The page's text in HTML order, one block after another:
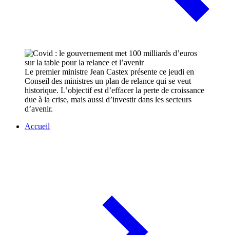
Le premier ministre Jean Castex présente ce jeudi en
Conseil des ministres un plan de relance qui se veut
historique. L’objectif est d’effacer la perte de croissance
due à la crise, mais aussi d’investir dans les secteurs
d’avenir.
Accueil